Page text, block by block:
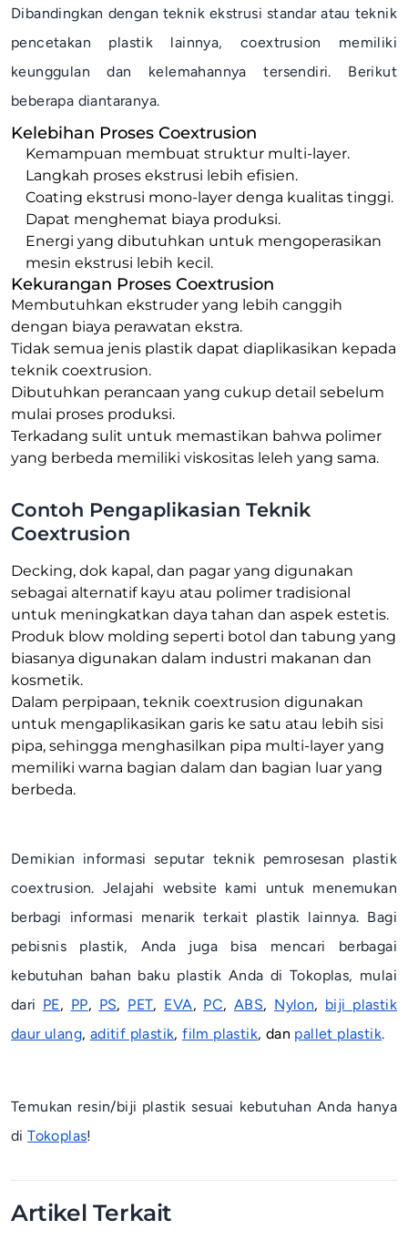
Dibandingkan dengan teknik ekstrusi standar atau teknik
pencetakan plastik lainnya,coextrusion memiliki
keunggulan dan kelemahannya tersendiri. Berikut
beberapa diantaranya.
Kelebihan Proses Coextrusion
Kemampuan membuat struktur multi- layer.
Langkah proses ekstrusi lebih efisien.
Coating ekstrusi mono- layer denga kualitas tinggi.
Dapat menghemat biaya produksi.
Energi yang dibutuhkan untuk mengoperasikan
mesin ekstrusi lebih kecil.
Kekurangan Proses Coextrusion
Membutuhkan ekstruder yang lebih canggih
dengan biaya perawatan ekstra.
Tidak semua jenis plastik dapat diaplikasikan kepada
teknik coextrusion.
Dibutuhkan perancaan yang cukup detail sebelum
mulai proses produksi.
Terkadang sulit untuk memastikan bahwa polimer
yang berbeda memiliki viskositas leleh yang sama.
Contoh Pengaplikasian Teknik
Coextrusion
Decking, dok kapal, dan pagar yang digunakan
sebagai alternatif kayu atau polimer tradisional
untuk meningkatkan daya tahan dan aspek estetis.
Produk blow molding seperti botol dan tabung yang
biasanya digunakan dalam industri makanan dan
kosmetik.
Dalam perpipaan, teknik coextrusion digunakan
untuk mengaplikasikan garis ke satu atau lebih sisi
pipa, sehingga menghasilkan pipa multi- layer yang
memiliki warna bagian dalam dan bagian luar yang
berbeda.
Demikian informasi seputar teknik pemrosesan plastik
coextrusion. Jelajahi website kami untuk menemukan
berbagi informasi menarik terkait plastik lainnya. Bagi
pebisnis plastik, Anda juga bisa mencari berbagai
kebutuhan bahan baku plastik Anda di Tokoplas, mulai
dari PE, PP, PS, PET, EVA, PC,ABS, Nylon, biji plastik
daur ulang, aditif plastik,film plastik, dan pallet plastik.
Temukan resin/biji plastik sesuai kebutuhan Anda hanya
diTokoplas!
Artikel Terkait